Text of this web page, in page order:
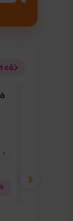
cả
Giá từ:
›